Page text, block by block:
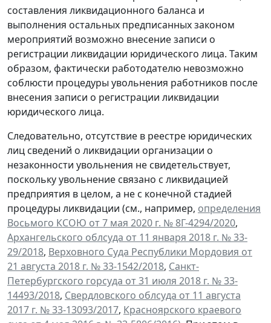
составления ликвидационного баланса и
выполнения остальных предписанных законом
мероприятий возможно внесение записи о
регистрации ликвидации юридического лица. Таким
образом, фактически работодателю невозможно
соблюсти процедуры увольнения работников после
внесения записи о регистрации ликвидации
юридического лица.
Следовательно, отсутствие в реестре юридических
лиц сведений о ликвидации организации о
незаконности увольнения не свидетельствует,
поскольку увольнение связано с ликвидацией
предприятия в целом, а не с конечной стадией
процедуры ликвидации (см., например, определения
Восьмого КСОЮ от 7 мая 2020 г. № 8Г-4294/2020,
Архангельского облсуда от 11 января 2018 г. № 33-
29/2018, Верховного Суда Республики Мордовия от
21 августа 2018 г. № 33-1542/2018, Санкт-
Петербургского горсуда от 31 июля 2018 г. № 33-
14493/2018, Свердловского облсуда от 11 августа
2017 г. № 33-13093/2017, Красноярского краевого